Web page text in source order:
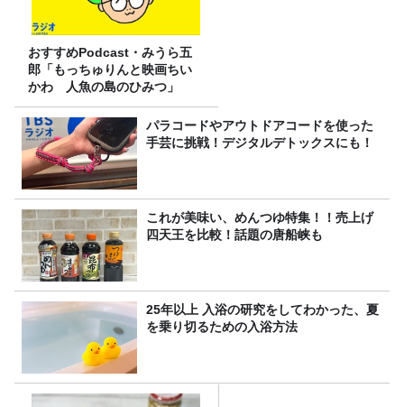
おすすめPodcast・みうら五
郎「もっちゅりんと映画ちい
かわ 人魚の島のひみつ」
パラコードやアウトドアコードを使った
手芸に挑戦！デジタルデトックスにも！
これが美味い、めんつゆ特集！！売上げ
四天王を比較！話題の唐船峡も
25年以上 入浴の研究をしてわかった、夏
を乗り切るための入浴方法